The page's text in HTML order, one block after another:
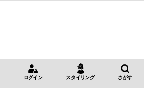
ログイン スタイリング さがす